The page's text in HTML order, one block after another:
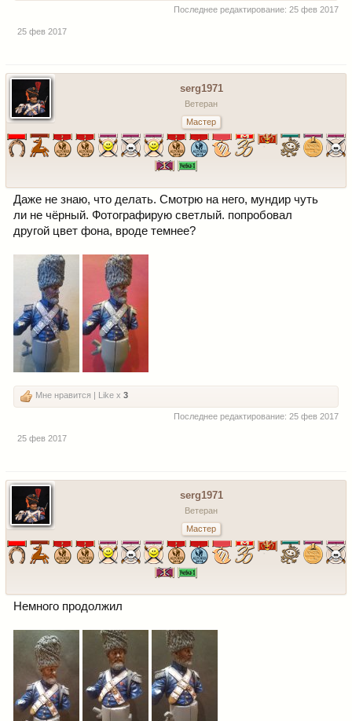
Последнее редактирование: 25 фев 2017
25 фев 2017
serg1971
Ветеран
Мастер
Даже не знаю, что делать. Смотрю на него, мундир чуть
ли не чёрный. Фотографирую светлый. попробовал
другой цвет фона, вроде темнее?
Мне нравится | Like x 3
Последнее редактирование: 25 фев 2017
25 фев 2017
serg1971
Ветеран
Мастер
Немного продолжил